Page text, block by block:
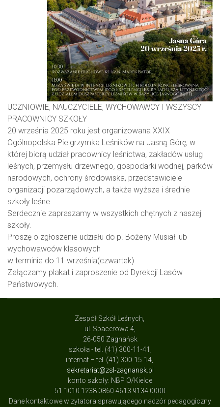
UCZNIOWIE, NAUCZYCIELE, WYCHOWAWCY I WSZYSCY
PRACOWNICY SZKOŁY
20 września 2025 roku jest organizowana XXIX
Ogólnopolska Pielgrzymka Leśników na Jasną Górę, w
której biorą udział pracownicy leśnictwa, zakładów usług
leśnych, przemysłu drzewnego, gospodarki wodnej, parków
narodowych, ochrony środowiska, przedstawiciele
organizacji pozarządowych, a także wyższe i średnie
szkoły leśne.
Serdecznie zapraszamy w wszystkich chętnych z naszej
szkoły.
Proszę o zgłoszenie udziału do p. Bożeny Musiał lub
wychowawców klasowych
w terminie do 11 września(czwartek).
Załączamy plakat i zaproszenie od Dyrekcji Lasów
Państwowych.
Zespół Szkół Leśnych,
ul. Spacerowa 4,
26-050 Zagnańsk
szkoła - tel. (41) 300-11-41,
internat – tel. (41) 300-15-14,
sekretariat@zsl-zagnansk.pl
konto szkoły: NBP O/Kielce
51 1010 1238 0860 4613 9134 0000
Dane kontaktowe wizytatora sprawującego nadzór pedagogiczny